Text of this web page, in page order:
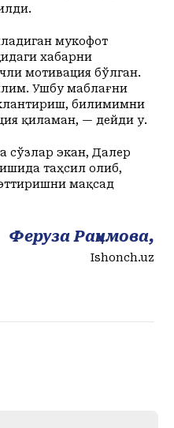
мукофот
хабарни
мотивация бўлган.
Ушбу маблағни
билимимни
қиламан, — дейди у.
сўзлар экан, Далер
таҳсил олиб,
мақсад
Феруза Раҳимова,
Ishonch.uz